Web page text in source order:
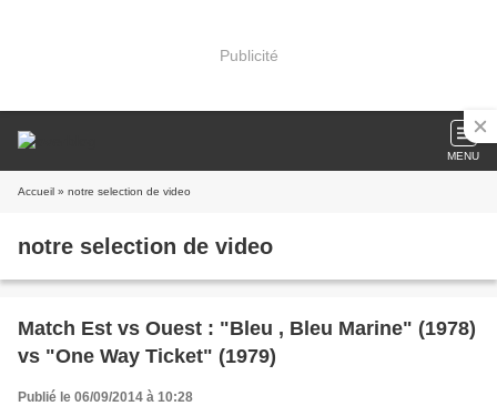
Publicité
MENU
Accueil » notre selection de video
notre selection de video
Match Est vs Ouest : "Bleu , Bleu Marine" (1978)
vs "One Way Ticket" (1979)
Publié le 06/09/2014 à 10:28